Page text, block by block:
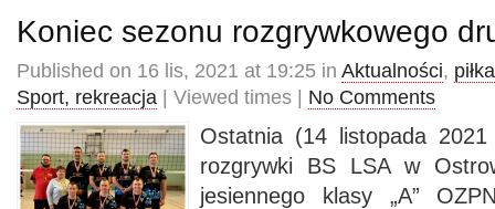
Koniec sezonu rozgrywkowego
Published on 16 lis, 2021 at 19:25 in Aktualności,
Sport, rekreacja | Viewed times | No Comments
Ostatnia (14 listopada 2021
rozgrywki BS LSA w
jesiennego klasy „A”